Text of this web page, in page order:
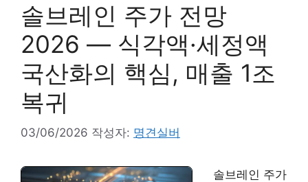
솔브레인 주가 전망
2026 — 식각액·세정액
국산화의 핵심, 매출 1조
복귀
03/06/2026 작성자: 명견실버
솔브레인 주가